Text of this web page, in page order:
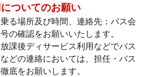
ついてのお願い
る場所及び時間、連絡先：バス会
の確認をお願いいたします。
課後ディサービス利用などでバス
どの連絡においては、担任・バス
底をお願いします。